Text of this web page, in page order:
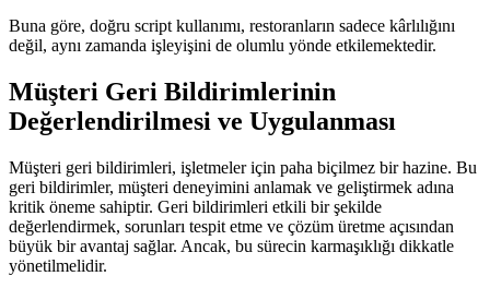
Buna göre, doğru script kullanımı, restoranların sadece kârlılığını
değil, aynı zamanda işleyişini de olumlu yönde etkilemektedir.
Müşteri Geri Bildirimlerinin
Değerlendirilmesi ve Uygulanması
Müşteri geri bildirimleri, işletmeler için paha biçilmez bir hazine. Bu
geri bildirimler, müşteri deneyimini anlamak ve geliştirmek adına
kritik öneme sahiptir. Geri bildirimleri etkili bir şekilde
değerlendirmek, sorunları tespit etme ve çözüm üretme açısından
büyük bir avantaj sağlar. Ancak, bu sürecin karmaşıklığı dikkatle
yönetilmelidir.